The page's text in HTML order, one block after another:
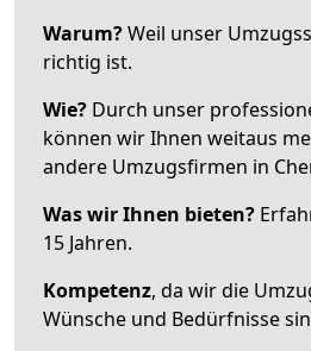
Warum?Weil unser
richtig ist.
Wie? Durch unser
können wir Ihnen weitaus
andere Umzugsfirmen in
Was wir Ihnen bieten?
15 Jahren.
Kompetenz, da wir die
Wünsche und Bedürfnisse